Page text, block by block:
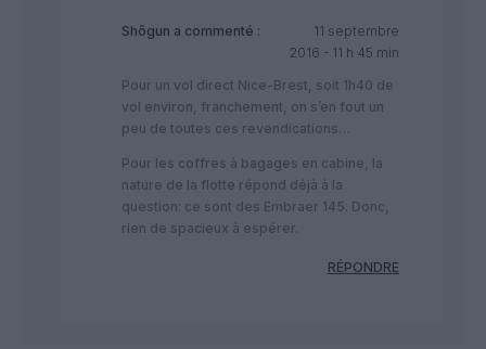
Shôgun a commenté :
11 septembre
2016 - 11 h 45 min
Pour un vol direct Nice-Brest, soit 1h40 de
vol environ, franchement, on s’en fout un
peu de toutes ces revendications…
Pour les coffres à bagages en cabine, la
nature de la flotte répond déjà à la
question: ce sont des Embraer 145. Donc,
rien de spacieux à espérer.
RÉPONDRE